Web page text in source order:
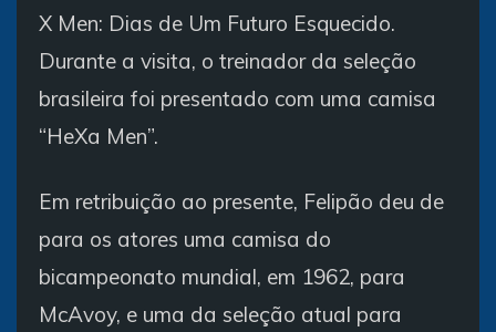
X Men: Dias de Um Futuro Esquecido.
Durante a visita, o treinador da seleção
brasileira foi presentado com uma camisa
“HeXa Men”.
Em retribuição ao presente, Felipão deu de
para os atores uma camisa do
bicampeonato mundial, em 1962, para
McAvoy, e uma da seleção atual para